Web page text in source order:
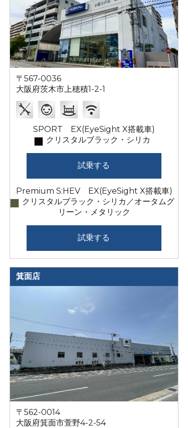
〒567-0036
大阪府茨木市上穂積1-2-1
SPORT EX(EyeSight X搭載車)
クリスタルブラック・シリカ
試乗する
Premium S:HEV EX(EyeSight X搭載車)
クリスタルブラック・シリカ／オータムグ
リーン・メタリック
試乗する
箕面店
〒562-0014
大阪府箕面市萱野4-2-54